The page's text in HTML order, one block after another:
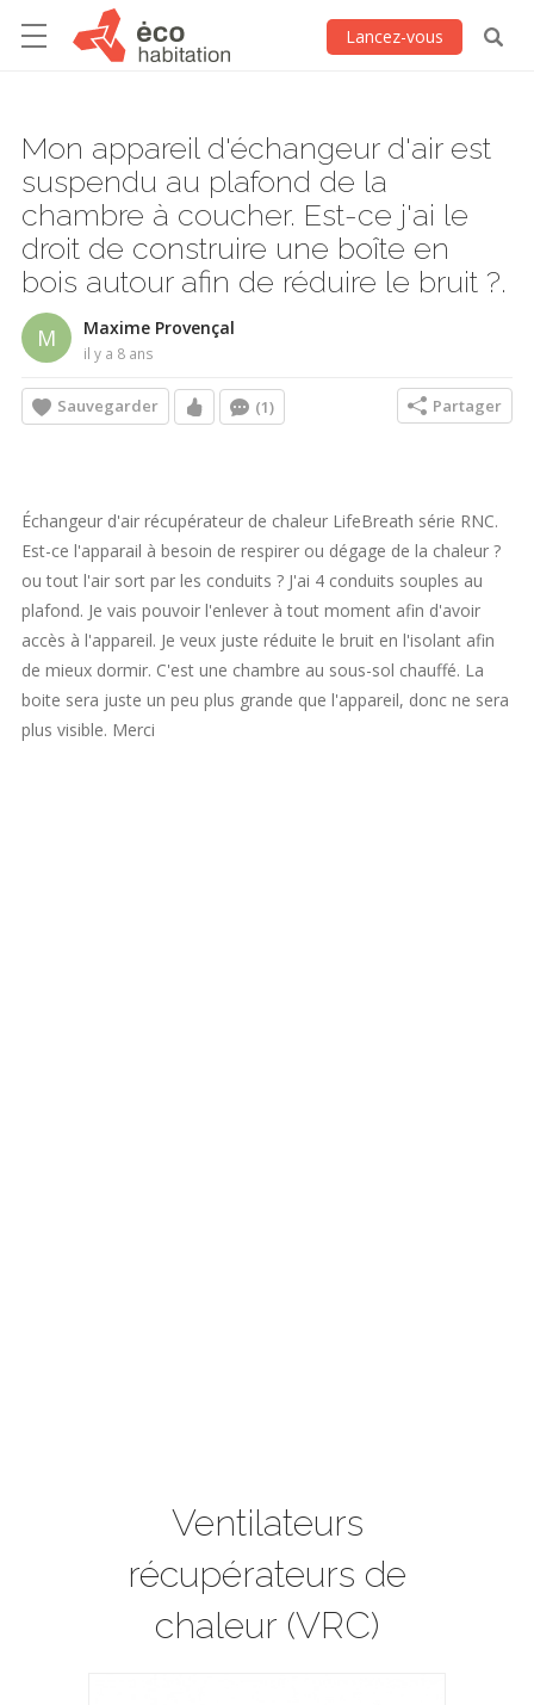
Lancez-vous
Mon appareil d'échangeur d'air est
suspendu au plafond de la
chambre à coucher. Est-ce j'ai le
droit de construire une boîte en
bois autour afin de réduire le bruit ?.
M Maxime Provençal
il y a 8 ans
Sauvegarder (1) Partager
Échangeur d'air récupérateur de chaleur LifeBreath série RNC.
Est-ce l'apparail à besoin de respirer ou dégage de la chaleur ?
ou tout l'air sort par les conduits ? J'ai 4 conduits souples au
plafond. Je vais pouvoir l'enlever à tout moment afin d'avoir
accès à l'appareil. Je veux juste réduite le bruit en l'isolant afin
de mieux dormir. C'est une chambre au sous-sol chauffé. La
boite sera juste un peu plus grande que l'appareil, donc ne sera
plus visible. Merci
Ventilateurs
récupérateurs de
chaleur (VRC)